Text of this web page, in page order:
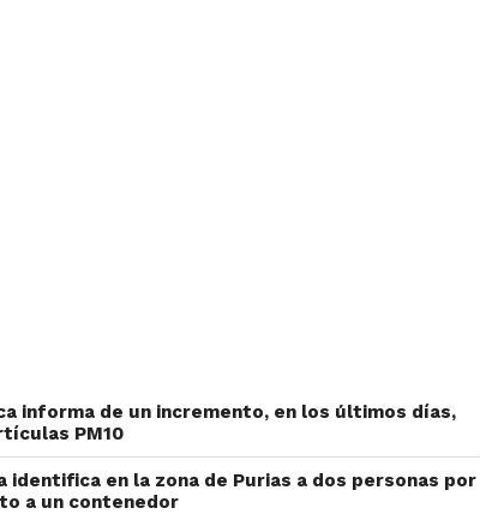
informa de un incremento, en los últimos días,
PM10
identifica en la zona de Purias a dos personas por
a un contenedor